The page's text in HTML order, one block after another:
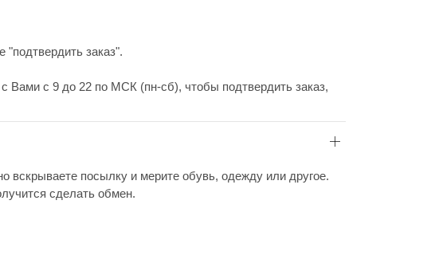
заказ".
Вами с 9 до 22 по МСК (пн-сб), чтобы подтвердить заказ,
вскрываете посылку и мерите обувь, одежду или другое.
сделать обмен.